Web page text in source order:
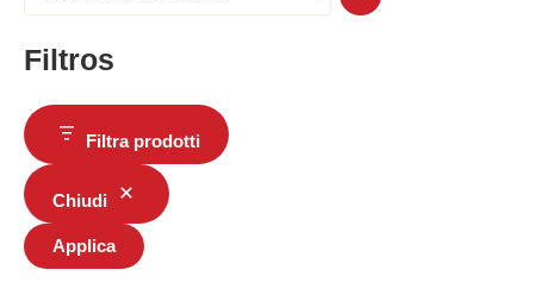
Filtros
Filtra prodotti
Chiudi
Applica